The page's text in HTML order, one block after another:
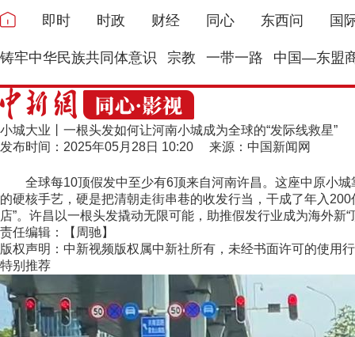
即时 时政 财经 同心 东西问 国
铸牢中华民族共同体意识 宗教 一带一路 中国—东盟
小城大业丨一根头发如何让河南小城成为全球的“发际线救星”
发布时间：2025年05月28日 10:20 来源：中国新闻网
全球每10顶假发中至少有6顶来自河南许昌。这座中原小城
的硬核手艺，硬是把清朝走街串巷的收发行当，干成了年入
店”。许昌以一根头发撬动无限可能，助推假发行业成为海外新“
责任编辑：【周驰】
版权声明：中新视频版权属中新社所有，未经书面许可的使用
特别推荐